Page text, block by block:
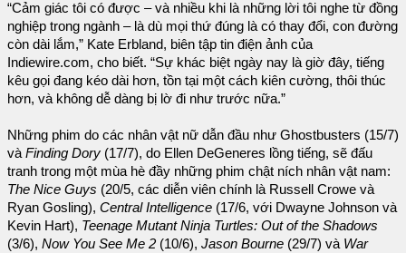
“Cảm giác tôi có được – và nhiều khi là những lời tôi nghe từ đồng
nghiệp trong ngành – là dù mọi thứ đúng là có thay đổi, con đường
còn dài lắm,” Kate Erbland, biên tập tin điện ảnh của
Indiewire.com, cho biết. “Sự khác biệt ngày nay là giờ đây, tiếng
kêu gọi đang kéo dài hơn, tồn tại một cách kiên cường, thôi thúc
hơn, và không dễ dàng bị lờ đi như trước nữa.”
Những phim do các nhân vật nữ dẫn đầu như Ghostbusters (15/7)
vàFinding Dory (17/7), do Ellen DeGeneres lồng tiếng, sẽ đấu
tranh trong một mùa hè đầy những phim chật ních nhân vật nam:
The Nice Guys (20/5, các diễn viên chính là Russell Crowe và
Ryan Gosling), Central Intelligence (17/6, với Dwayne Johnson và
Kevin Hart), Teenage Mutant Ninja Turtles: Out of the Shadows
(3/6), Now You See Me 2 (10/6), Jason Bourne (29/7) và War